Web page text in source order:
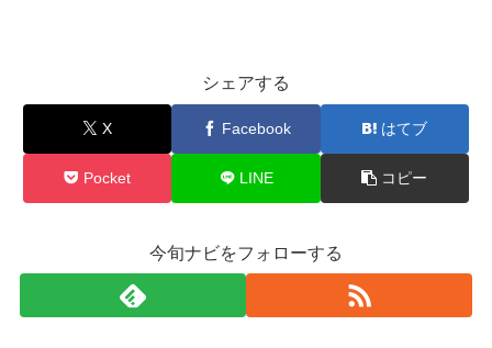
シェアする
X Facebook はてブ
Pocket LINE コピー
今旬ナビをフォローする